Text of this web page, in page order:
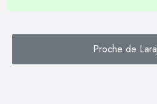
Proche de